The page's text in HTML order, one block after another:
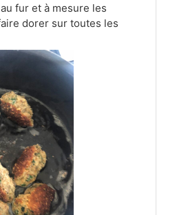
fur et à mesure les
dorer sur toutes les